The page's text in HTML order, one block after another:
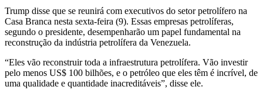
Trump disse que se reunirá com executivos do setor petrolífero na
Casa Branca nesta sexta-feira (9). Essas empresas petrolíferas,
segundo o presidente, desempenharão um papel fundamental na
reconstrução da indústria petrolífera da Venezuela.
“Eles vão reconstruir toda a infraestrutura petrolífera. Vão investir
pelo menos US$ 100 bilhões, e o petróleo que eles têm é incrível, de
uma qualidade e quantidade inacreditáveis”, disse ele.